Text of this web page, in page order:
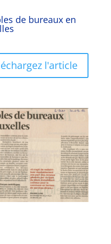
de bureaux en
l'article